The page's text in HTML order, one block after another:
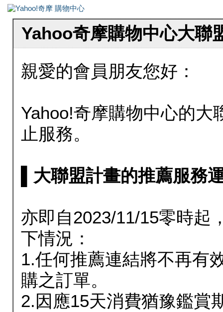
Yahoo奇摩購物中心大聯
親愛的會員朋友您好：
Yahoo!奇摩購物中心的大
止服務。
▌大聯盟計畫的推薦服務
亦即自2023/11/15零時起
下情況：
1.任何推薦連結將不再有
購之訂單。
2.因應15天消費猶豫鑑賞